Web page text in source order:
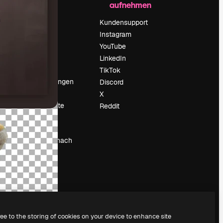
Veranstaltungen
Deine Inhalte
verkaufen
Pressesaal
Suchst du nach
magnific.ai
aufnehmen
Kundensupport
Instagram
YouTube
LinkedIn
TikTok
Discord
X
Reddit
to the storing of cookies on your device to enhance site